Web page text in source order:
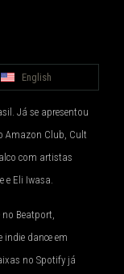
English
Já se apresentou
Amazon Club, Cult
com artistas
e Eli Iwasa.
Beatport,
indie dance em
no Spotify já